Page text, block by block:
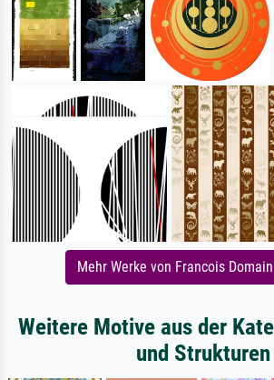
Mehr Werke von Francois
Weitere Motive aus der
und Strukturen